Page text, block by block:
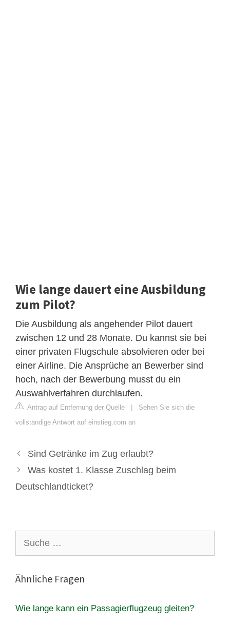
Wie lange dauert eine Ausbildung
zum Pilot?
Die Ausbildung als angehender Pilot dauert
zwischen 12 und 28 Monate. Du kannst sie bei
einer privaten Flugschule absolvieren oder bei
einer Airline. Die Ansprüche an Bewerber sind
hoch, nach der Bewerbung musst du ein
Auswahlverfahren durchlaufen.
Antrag auf Entfernung der Quelle | Sehen Sie sich die
vollständige Antwort auf einstieg.com an
Sind Getränke im Zug erlaubt?
Was kostet 1. Klasse Zuschlag beim
Deutschlandticket?
nach:
Ähnliche Fragen
Wie lange kann ein Passagierflugzeug gleiten?